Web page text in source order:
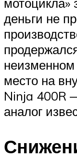
деньги не
неизменном
место на
Ninja 400R
аналог